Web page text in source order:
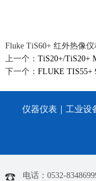
Fluke TiS60+ 红外热像仪
上一个： TiS20+/TiS20+
下一个： FLUKE TIS55+
仪器仪表｜工业设
电话：0532-